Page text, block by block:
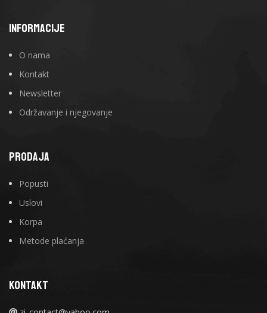
INFORMACIJE
O nama
Kontakt
Newsletter
Održavanje i njegovanje
PRODAJA
Popusti
Uslovi
Korpa
Metode plaćanja
KONTAKT